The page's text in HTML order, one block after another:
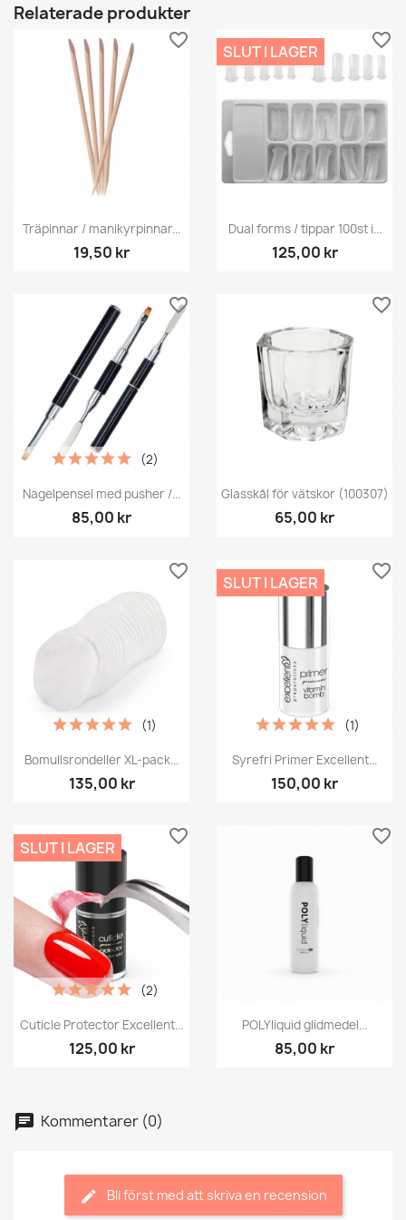
Relaterade produkter
Träpinnar / manikyrpinnar...
19,50 kr
favorite_border
Dual forms / tippar 100st i...
125,00 kr
SLUT I LAGER
favorite_border
Nagelpensel med pusher /...
85,00 kr
(2)
favorite_border
Glasskål för vätskor (100307)
65,00 kr
favorite_border
Bomullsrondeller XL-pack...
135,00 kr
(1)
favorite_border
Syrefri Primer Excellent...
150,00 kr
(1)
SLUT I LAGER
favorite_border
Cuticle Protector Excellent...
125,00 kr
(2)
SLUT I LAGER
favorite_border
POLYliquid glidmedel...
85,00 kr
favorite_border
Kommentarer (0)
Bli först med att skriva en recension